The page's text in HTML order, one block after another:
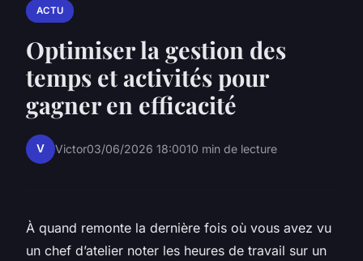
ACTU
Optimiser la gestion des
temps et activités pour
gagner en efficacité
V Victor03/06/2026 18:0010 min de lecture
À quand remonte la dernière fois où vous avez vu
un chef d’atelier noter les heures de travail sur un